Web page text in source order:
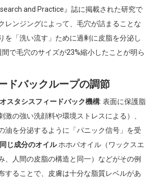
and Practice』誌に掲載された研究で
レンジングによって、毛穴が詰まることな
を「洗い流す」ために過剰に皮脂を分泌し
で毛穴のサイズが23%縮小したことが明ら
ドバックループの調節
スタシスフィードバック機構: 表面に保護脂
激の強い洗顔料や環境ストレスによる）、
油を分泌するように「パニック信号」を受
じ成分のオイルホホバオイル（ワックスエ
、人間の皮脂の構造と同一）などがその例
することで、皮膚は十分な脂質レベルがあ